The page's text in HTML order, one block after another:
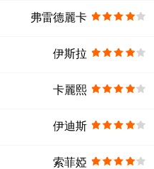
弗雷德麗卡
伊斯拉
卡麗熙
伊迪斯
索菲婭